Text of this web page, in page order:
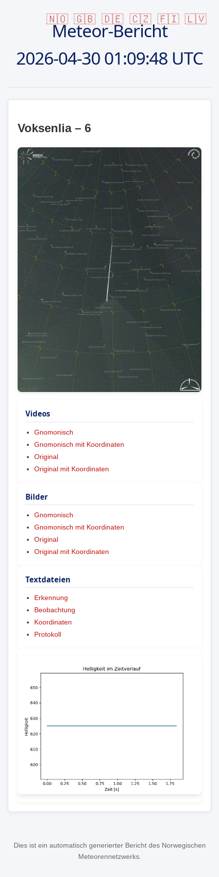
🇳🇴 🇬🇧 🇩🇪 🇨🇿 🇫🇮 🇱🇻
Meteor-Bericht
2026-04-3001:09:48 UTC
Voksenlia – 6
Videos
Gnomonisch
Gnomonisch mit Koordinaten
Original
Original mit Koordinaten
Bilder
Gnomonisch
Gnomonisch mit Koordinaten
Original
Original mit Koordinaten
Textdateien
Erkennung
Beobachtung
Koordinaten
Protokoll
Dies ist ein automatisch generierter Bericht des Norwegischen
Meteorennetzwerks.